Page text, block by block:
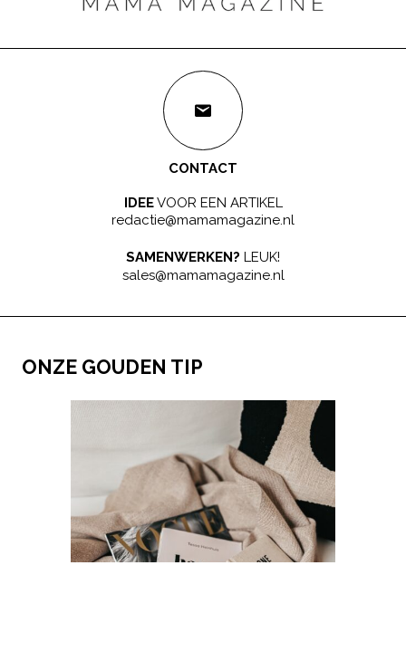
CONTACT
IDEEVOOR EEN ARTIKEL
redactie@mamamagazine.nl
SAMENWERKEN? LEUK!
sales@mamamagazine.nl
ONZE GOUDEN TIP